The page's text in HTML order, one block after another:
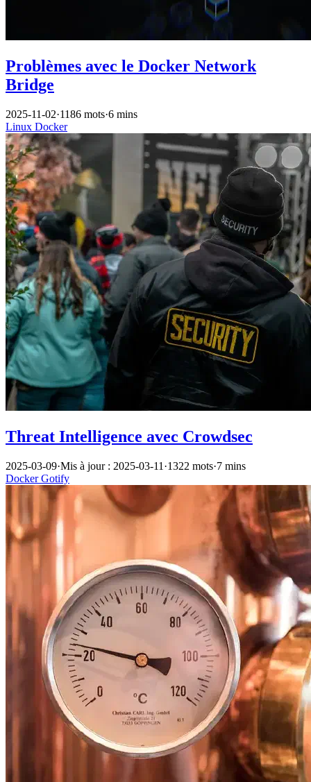
Problèmes avec le Docker Network
Bridge
2025-11-02·1186 mots·6 mins
Linux Docker
Threat Intelligence avec Crowdsec
2025-03-09·Mis à jour : 2025-03-11 ·1322 mots·7 mins
DockerGotify